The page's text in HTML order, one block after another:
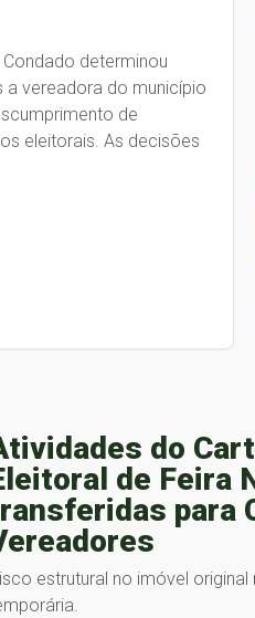
determinou
vereadora do município
de
eleitorais. As decisões
do
de Feira
para
estrutural no imóvel